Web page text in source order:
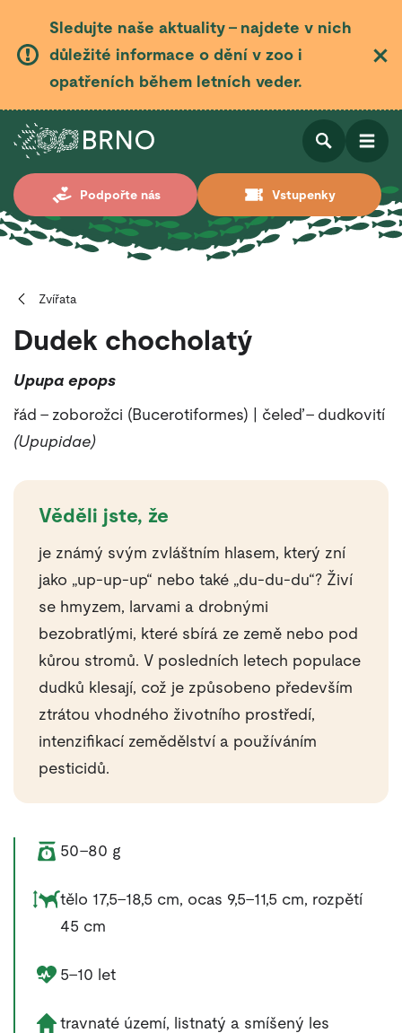
Sledujte naše aktuality – najdete v nich
důležité informace o dění v zoo i
opatřeních během letních veder.
Podpořte nás Vstupenky
Otevřít
Otevřít
Zvířata
Dudek chocholatý
Upupa epops
řád – zoborožci (Bucerotiformes) | čeleď – dudkovití
(Upupidae)
Věděli jste, že
je známý svým zvláštním hlasem, který zní
jako „up-up-up“ nebo také „du-du-du“? Živí
se hmyzem, larvami a drobnými
bezobratlými, které sbírá ze země nebo pod
kůrou stromů. V posledních letech populace
dudků klesají, což je způsobeno především
ztrátou vhodného životního prostředí,
intenzifikací zemědělství a používáním
pesticidů.
Váha zvířete:
50–80 g
Rozměry zvířete:
tělo 17,5–18,5 cm, ocas 9,5–11,5 cm, rozpětí
45 cm
Délka života zvířete:
5–10 let
Životní prostředí zvířete:
travnaté území, listnatý a smíšený les